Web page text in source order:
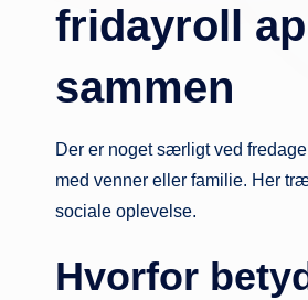
fridayroll
sammen
Der er noget særligt ved
med venner eller familie. Her
sociale oplevelse.
Hvorfor